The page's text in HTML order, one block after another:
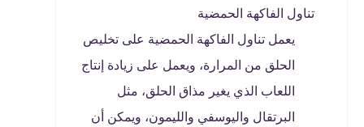
تناول الفاكهة الحمضية
يعمل تناول الفاكهة الحمضية على تخليص
الحلق من المرارة، ويعمل على زيادة إنتاج
اللعاب الذي يغير مذاق الحلق، مثل
البرتقال واليوسفي والليمون، ويمكن أن